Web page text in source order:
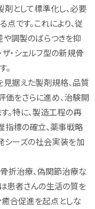
として標準化し、必要
です。これにより、従
調製のばらつきを抑
ザ・シェルフ型の新規骨
据えた製剤規格、品質
価をさらに進め、治験開
。特に、製造工程の再
指標の確立、薬事戦略
シーズの社会実装を加
折治療、偽関節治療な
患者さんの生活の質を
癒合促進を起点としな